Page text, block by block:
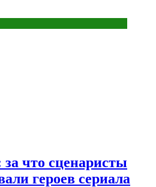
что сценаристы
героев сериала